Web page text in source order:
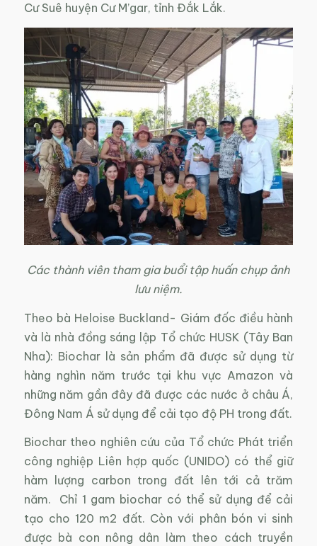
Cư Suê huyện Cư M’gar, tỉnh Đắk Lắk.
Các thành viên tham gia buổi tập huấn chụp ảnh
lưu niệm.
Theo bà Heloise Buckland- Giám đốc điều hành
và là nhà đồng sáng lập Tổ chức HUSK (Tây Ban
Nha): Biochar là sản phẩm đã được sử dụng từ
hàng nghìn năm trước tại khu vực Amazon và
những năm gần đây đã được các nước ở châu Á,
Đông Nam Á sử dụng để cải tạo độ PH trong đất.
Biochar theo nghiên cứu của Tổ chức Phát triển
công nghiệp Liên hợp quốc (UNIDO) có thể giữ
hàm lượng carbon trong đất lên tới cả trăm
năm. Chỉ 1 gam biochar có thể sử dụng để cải
tạo cho 120 m2 đất. Còn với phân bón vi sinh
được bà con nông dân làm theo cách truyền